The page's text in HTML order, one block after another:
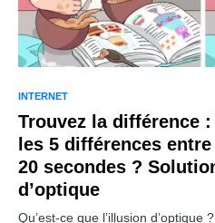
INTERNET
Trouvez la différence
les 5 différences
20 secondes ?
d’optique
Qu’est-ce que l’illusion d’optique